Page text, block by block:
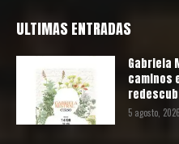
ULTIMAS ENTRADAS
Gabriela
caminos
5 agosto, 2026